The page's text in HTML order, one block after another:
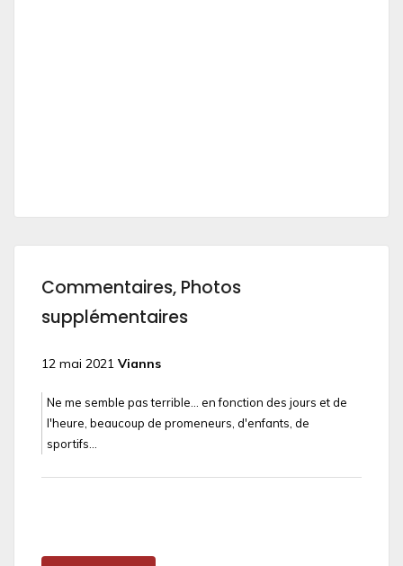
Commentaires, Photos
supplémentaires
12 mai 2021 Vianns
Ne me semble pas terrible... en fonction des jours et de
l'heure, beaucoup de promeneurs, d'enfants, de
sportifs...